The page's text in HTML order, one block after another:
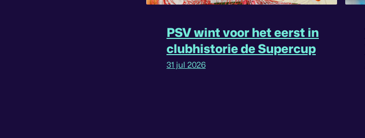
PSV wint voor het eerst in
clubhistorie de Supercup
31 jul 2026